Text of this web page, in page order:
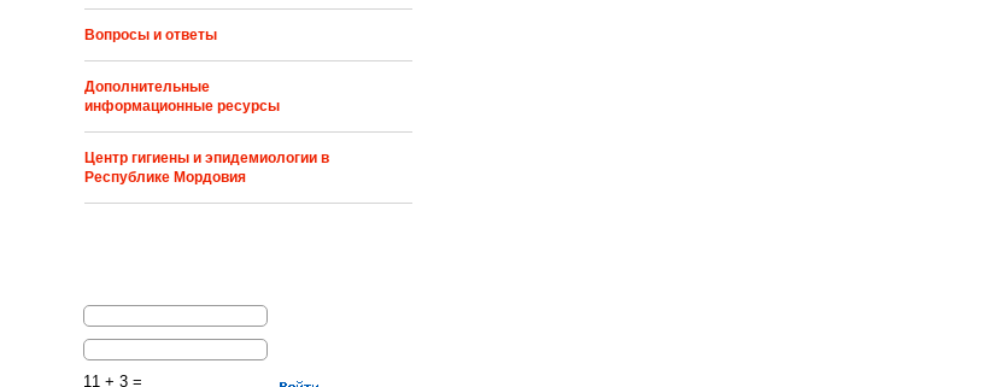
Вопросы и ответы
Дополнительные
информационные ресурсы
Центр гигиены и эпидемиологии в
Республике Мордовия
11 + 3 =